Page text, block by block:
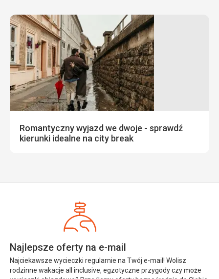
Romantyczny wyjazd we dwoje - sprawdź
kierunki idealne na city break
Najlepsze oferty na e-mail
Najciekawsze wycieczki regularnie na Twój e-mail! Wolisz
rodzinne wakacje all inclusive, egzotyczne przygody czy może